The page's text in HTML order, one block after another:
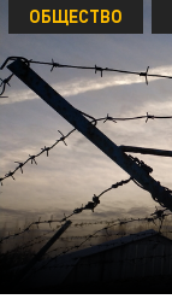
ОБЩЕСТВО